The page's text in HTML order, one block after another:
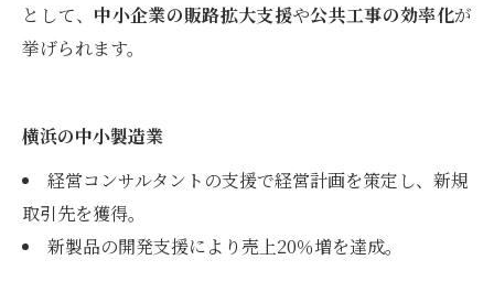
として、 中小企業の販路拡大支援や公共工事の効率化が
挙げられます。
横浜の中小製造業
経営コンサルタントの支援で経営計画を策定し、新規
取引先を獲得。
新製品の開発支援により売上20％増を達成。